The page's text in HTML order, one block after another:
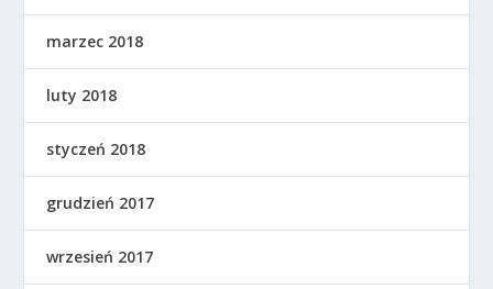
marzec 2018
luty 2018
styczeń 2018
grudzień 2017
wrzesień 2017